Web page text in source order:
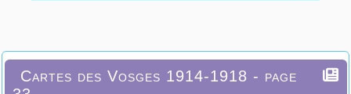
Cartes des Vosges 1914-1918 - page